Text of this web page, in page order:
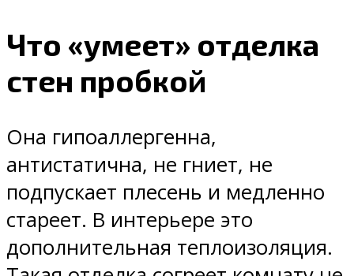
Что «умеет» отделка
стен пробкой
Она гипоаллергенна,
антистатична, не гниет, не
подпускает плесень и медленно
стареет. В интерьере это
дополнительная теплоизоляция.